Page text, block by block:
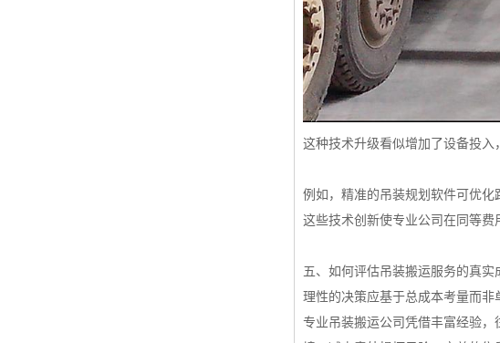
这种技术升级看似增加了设备投入
例如，精准的吊装规划软件可优化
这些技术创新使专业公司在同等费
五、如何评估吊装搬运服务的真实
理性的决策应基于总成本考量而非
专业吊装搬运公司凭借丰富经验